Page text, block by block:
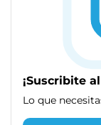
¡Suscribite
Lo que